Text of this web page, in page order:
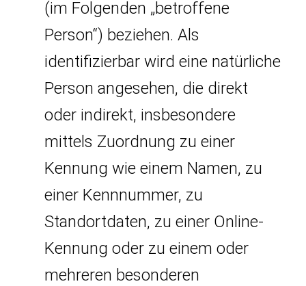
(im Folgenden „betroffene
Person“) beziehen. Als
identifizierbar wird eine natürliche
Person angesehen, die direkt
oder indirekt, insbesondere
mittels Zuordnung zu einer
Kennung wie einem Namen, zu
einer Kennnummer, zu
Standortdaten, zu einer Online-
Kennung oder zu einem oder
mehreren besonderen